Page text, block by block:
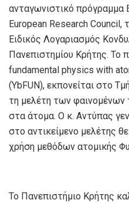
ανταγωνιστικό πρόγραμμα
European Research Council,
Ειδικός Λογαριασμός
Πανεπιστημίου Κρήτης. Το
fundamental physics with
(YbFUN), εκπονείται στο
τη μελέτη των φαινομένων
στα άτομα. Ο κ. Αντύπας
στο αντικείμενο μελέτης
χρήση μεθόδων ατομικής
Το Πανεπιστήμιο Κρήτης